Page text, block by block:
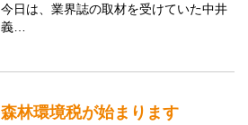
今日は、業界誌の取材を受けていた中井
義…
森林環境税が始まります